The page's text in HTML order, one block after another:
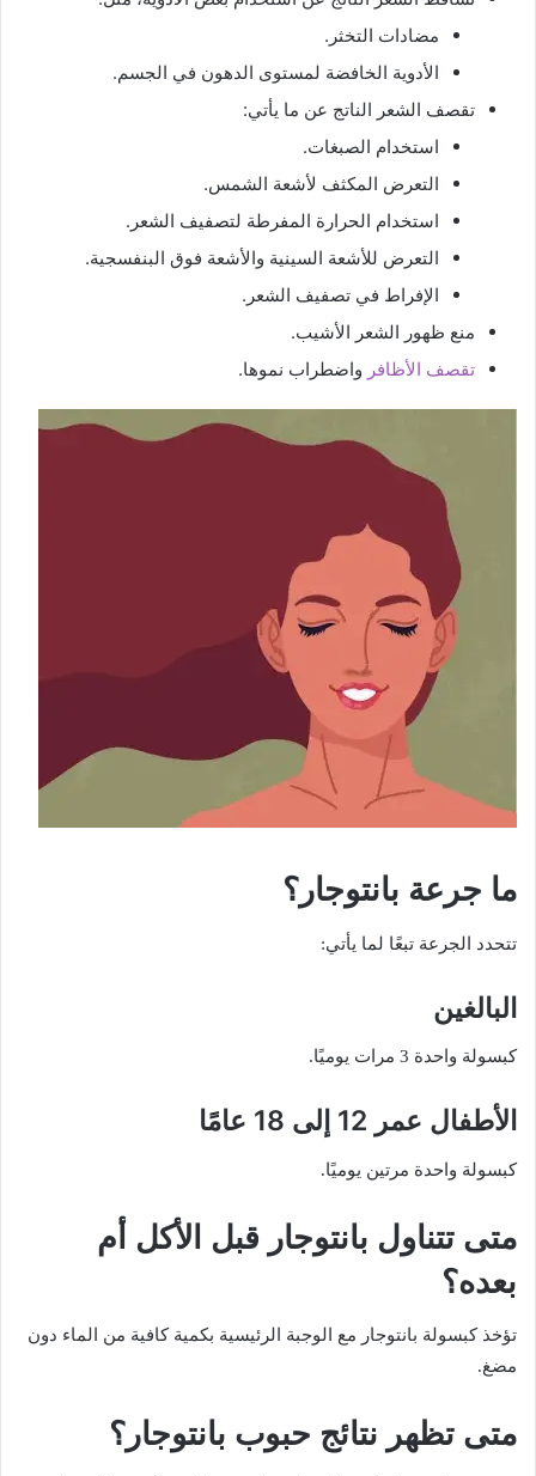
مضادات التخثر.
الأدوية الخافضة لمستوى الدهون في الجسم.
تقصف الشعر الناتج عن ما يأتي:
استخدام الصبغات.
التعرض المكثف لأشعة الشمس.
استخدام الحرارة المفرطة لتصفيف الشعر.
التعرض للأشعة السينية والأشعة فوق البنفسجية.
الإفراط في تصفيف الشعر.
منع ظهور الشعر الأشيب.
تقصف الأظافر واضطراب نموها.
ما جرعة بانتوجار؟
تتحدد الجرعة تبعًا لما يأتي:
البالغين
كبسولة واحدة 3 مرات يوميًا.
الأطفال عمر 12 إلى 18 عامًا
كبسولة واحدة مرتين يوميًا.
متى تتناول بانتوجار قبل الأكل أم
بعده؟
تؤخذ كبسولة بانتوجار مع الوجبة الرئيسية بكمية كافية من الماء دون
مضغ.
متى تظهر نتائج حبوب بانتوجار؟